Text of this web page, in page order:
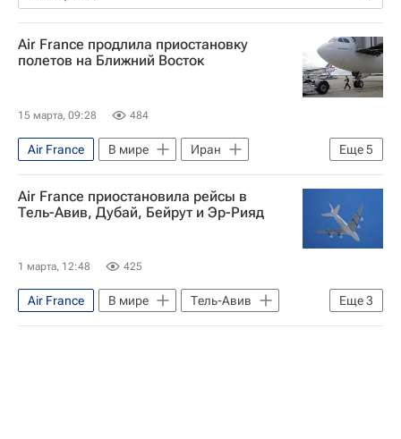
Air France продлила приостановку
полетов на Ближний Восток
15 марта, 09:28 484
Еще5
Air France В мире
Иран
Тель-Авив
Дубай
Али Хаменеи
Владимир Путин
Air France приостановила рейсы в
Тель-Авив, Дубай, Бейрут и Эр-Рияд
1 марта, 12:48 425
Еще3
Air France В мире
Тель-Авив
Бейрут
Дубай